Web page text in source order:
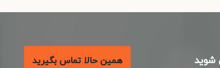
همین حالا تماس بگیرید